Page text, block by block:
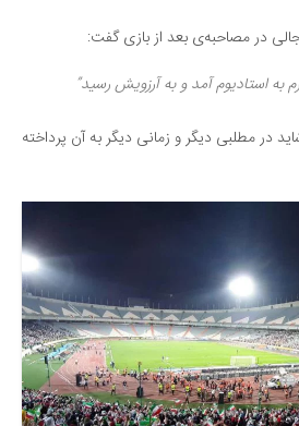
در مصاحبه‌ی بعد از بازی گفت:
استادیوم آمد و به آرزویش رسید”
در مطلبی دیگر و زمانی دیگر به آن پرداخته